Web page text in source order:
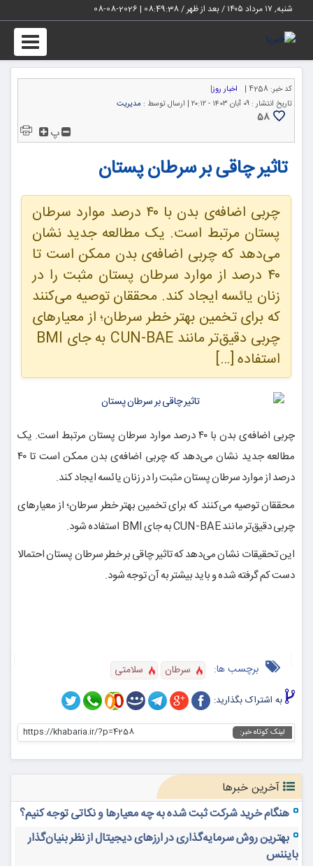
شنبه, ۱۷ مرداد ۱۴۰۵ / بعد از ظهر / 08:49:38
|
2026-08-08
کد خبر: 4258 | اخبار روز|
تاریخ انتشار : ۰۹ آبان ۱۴۰۳ - ۲۰:۱۲ | ارسال توسط : مدیریت
58
پ
تاثیر چاقی بر سرطان پستان
چربی اضافه‌ی بدن با ۴۰ درصد موارد سرطان
پستان مرتبط است. یک مطالعه جدید نشان
می‌دهد که چربی اضافه‌ی بدن ممکن است تا
۴۰ درصد از موارد سرطان پستان مثبت را در
زنان یائسه ایجاد کند. محققان توصیه می‌کنند
که برای تخمین بهتر خطر سرطان؛ از معیارهای
استفاده […]
چربی اضافه‌ی بدن با ۴۰ درصد موارد سرطان پستان مرتبط است. یک
مطالعه جدید نشان می‌دهد که چربی اضافه‌ی بدن ممکن است تا ۴۰
درصد از موارد سرطان پستان مثبت را در زنان یائسه ایجاد کند.
محققان توصیه می‌کنند که برای تخمین بهتر خطر سرطان؛ از معیارهای
چربی دقیق‌تر مانند CUN-BAE به جای BMI استفاده شود.
این تحقیقات نشان می‌دهد که تاثیر چاقی بر خطر سرطان پستان احتمالا
دست کم گرفته شده و باید بیشتر به آن توجه شود.
برچسب ها: سرطان سلامتی
به اشتراک بگذارید:
لینک کوتاه خبر: https://khabaria.ir/?p=4258
آخرین خبرها
هنگام خرید شرکت ثبت شده به چه معیارها و نکاتی توجه کنیم؟
بهترین روش سرمایه‌گذاری در ارزهای دیجیتال از نظر بنیان‌گذار
بایننس